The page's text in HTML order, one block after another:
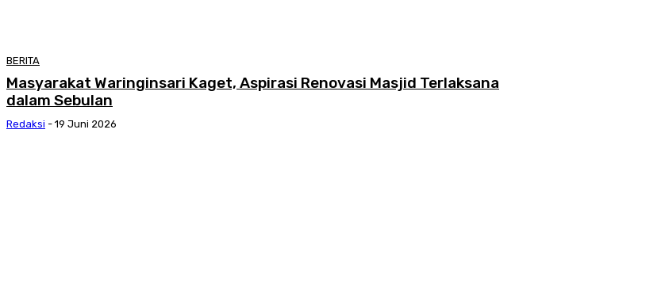
BERITA
Masyarakat Waringinsari Kaget, Aspirasi Renovasi Masjid Terlaksana
dalam Sebulan
Redaksi - 19 Juni 2026